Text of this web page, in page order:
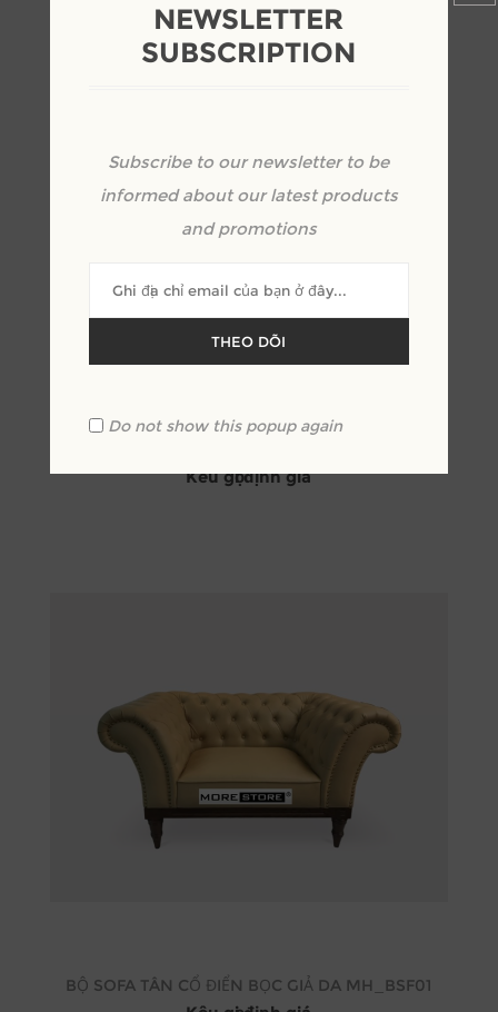
Kêu gọi định giá
BỘ SOFA TÂN CỔ ĐIỂN BỌC GIẢ DA MH_BSF01
NEWSLETTER
SUBSCRIPTION
Subscribe to our newsletter to be
informed about our latest products
and promotions
THEO DÕI
Do not show this popup again